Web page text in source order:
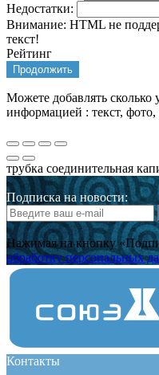
Недостатки:
Внимание: HTML не
текст!
Рейтинг
Продолжить
Можете добавлять сколько
информацией : текст, фото,
трубка соединительная
Подписка на новости:
Нажимая на кнопку
обработку персональных
Контакты